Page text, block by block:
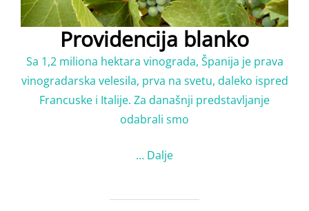
Providencija blanko
Sa 1,2 miliona hektara vinograda, Španija je prava
vinogradarska velesila, prva na svetu, daleko ispred
Francuske i Italije. Za današnji predstavljanje
odabrali smo
… Dalje